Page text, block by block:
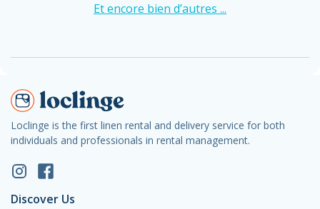
Et encore bien d’autres ...
Loclinge is the first linen rental and delivery service for both
individuals and professionals in rental management.
Discover Us